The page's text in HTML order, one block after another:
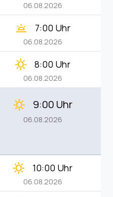
06.08.2026
wb_twilight 7:00 Uhr
06.08.2026
clear_day 8:00 Uhr
06.08.2026
clear_day 9:00 Uhr
06.08.2026
clear_day 10:00 Uhr
06.08.2026